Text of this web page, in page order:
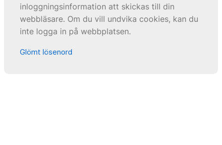
inloggningsinformation att skickas till din
webbläsare. Om du vill undvika cookies, kan du
inte logga in på webbplatsen.
Glömt lösenord